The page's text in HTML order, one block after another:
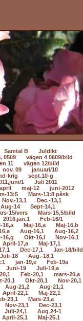
Samtal B
Juldikt
0509
vägen 4 0609/bild
11
vägen 12/bild
nov. 09
januari/10
krig
sept.10-g
1
Juli 2011
maj-12
juni-2012
13:5
Mars-13:8 påsk
Nov.-13,1
Dec.-13,1
Aug-14
Sept-14,1
15/vers
Mars-15,5/bild
2016,jan,1
Feb-16/1
16,a Maj-16,a
Maj-16,b
Aug-16,1
Aug-16,2
16,g Okt-16,i
Nov-16,1
April-17,a
Maj-17,1
Dec-17,1
Jan-18/bild
Juli-18
Aug.-18,1
jan-19,e
Feb-19a
Juni-19
Juli-19,a
Feb-20,1
mars-20,a
20,1 Okt-20,1
Nov-20,1
Aug-21,2
Aug-21,1
April-22,1
Maj-22,1
23,1
Mars-23,a
Nov-23,1
Dec-23,1
Juli-24,1
Aug 24-1
April-25,1
Maj-25,1